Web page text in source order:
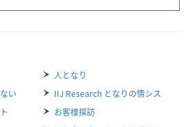
人となり
い
IIJ Research となりの情シス
お客様探訪